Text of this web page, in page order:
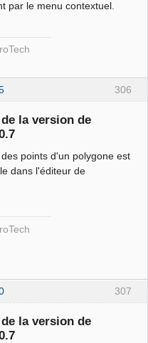
par le menu contextuel.
306
la version de
des points d'un polygone est
dans l'éditeur de
307
la version de